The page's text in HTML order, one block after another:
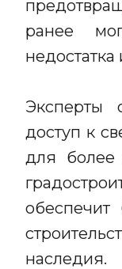
ранее
Эксперты
доступ к
для более
наследия.